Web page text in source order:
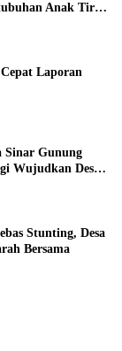
Anak Tiri
Laporan
Sinar Gunung
Wujudkan Desa
Stunting, Desa
Bersama